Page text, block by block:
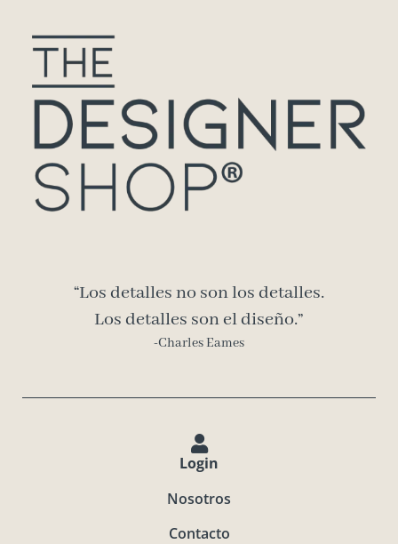
“Los detalles no son los detalles.
Los detalles son el diseño.”
-Charles Eames
Login
Nosotros
Contacto